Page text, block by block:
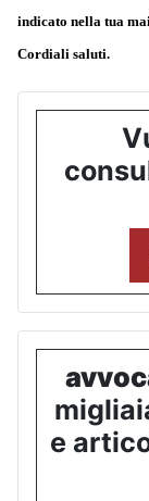
indicato nella tua
Cordiali saluti.
e